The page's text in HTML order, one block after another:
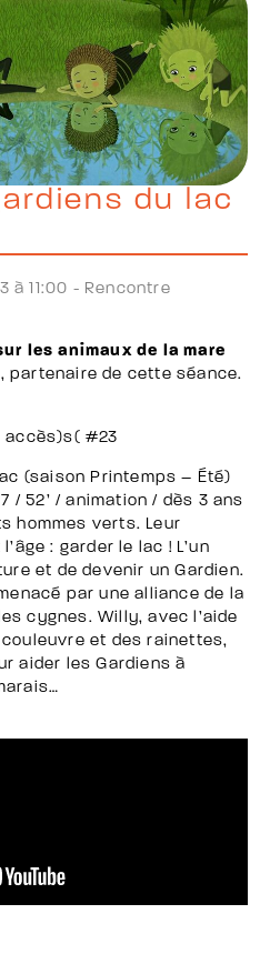
du lac
à 11:00 - Rencontre
les animaux de la mare
partenaire de cette séance.
accès)s( #23
(saison Printemps – Été)
/ 52’ / animation / dès 3 ans
hommes verts. Leur
: garder le lac ! L’un
et de devenir un Gardien.
par une alliance de la
cygnes. Willy, avec l’aide
et des rainettes,
aider les Gardiens à